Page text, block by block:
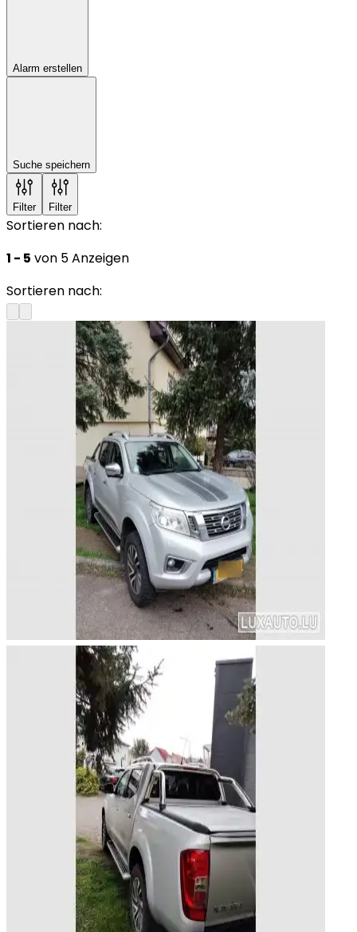
Alarm erstellen
Suche speichern
Filter Filter
Sortieren nach:
1 - 5 von 5 Anzeigen
Sortieren nach: